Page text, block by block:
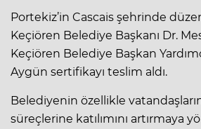
Portekiz’in Cascais şehrinde
Keçiören Belediye Başkanı Dr.
Keçiören Belediye Başkan
Aygün sertifikayı teslim aldı.
Belediyenin özellikle
süreçlerine katılımını artırmaya